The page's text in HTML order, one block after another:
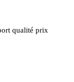
qualité prix